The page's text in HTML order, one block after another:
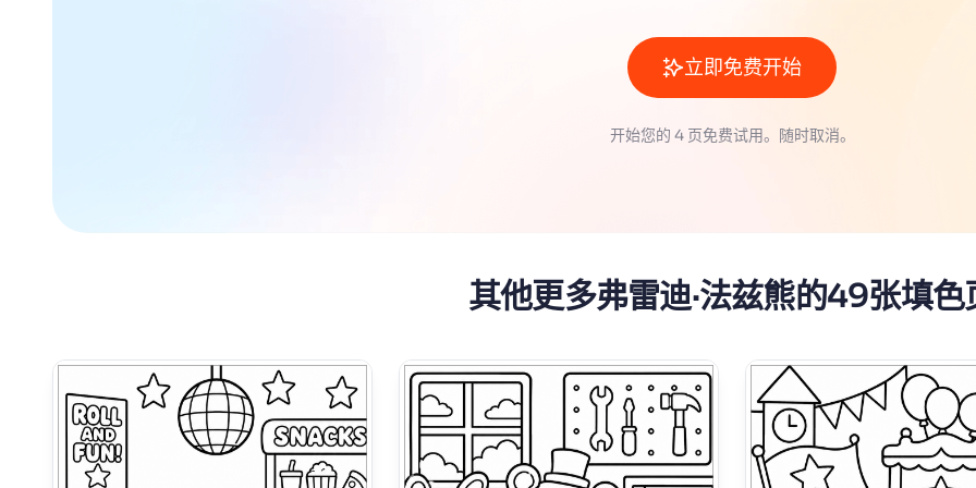
立即免费开始
开始您的 4 页免费试用。随时取消。
其他更多弗雷迪·法兹熊的49张填色